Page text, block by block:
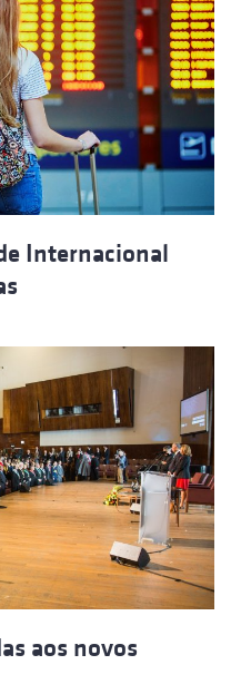
Internacional
aos novos